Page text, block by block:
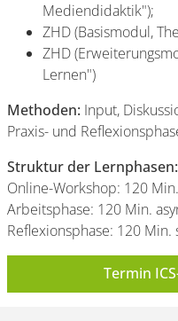
Mediendidaktik");
ZHD (Basismodul,
ZHD
Lernen")
Methoden: Input,
Praxis- und
Struktur der Lernphasen:
Online-Workshop: 120
Arbeitsphase: 120 Min.
Reflexionsphase: 120 Min.
Termin